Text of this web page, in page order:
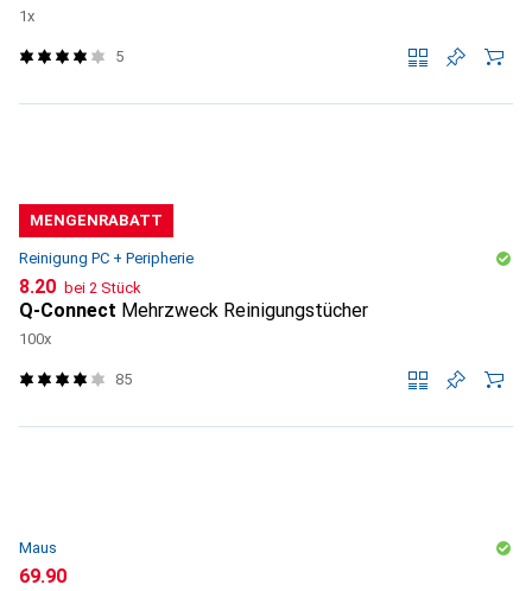
1x
5
MENGENRABATT
Reinigung PC + Peripherie
CHF
8.20 bei 2 Stück
Q-Connect Mehrzweck Reinigungstücher
100x
85
Maus
CHF
69.90